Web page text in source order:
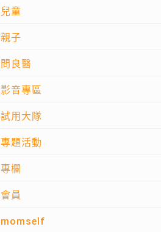
兒童
親子
問良醫
影音專區
試用大隊
專題活動
專欄
會員
momself